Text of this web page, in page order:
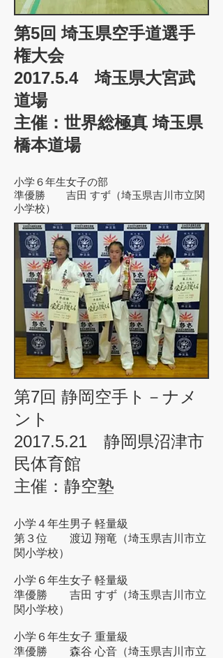
第5回 埼玉県空手道選手
権大会
2017.5.4 埼玉県大宮武
道場
主催：世界総極真 埼玉県
橋本道場
小学６年生女子の部
準優勝 吉田 すず（埼玉県吉川市立関
小学校）
第7回 静岡空手ト－ナメ
ント
2017.5.21 静岡県沼津市
民体育館
主催：静空塾
小学４年生男子 軽量級
第３位 渡辺 翔竜（埼玉県吉川市立
関小学校）
小学６年生女子 軽量級
準優勝 吉田 すず（埼玉県吉川市立
関小学校）
小学６年生女子 重量級
準優勝 森谷 心音（埼玉県吉川市立